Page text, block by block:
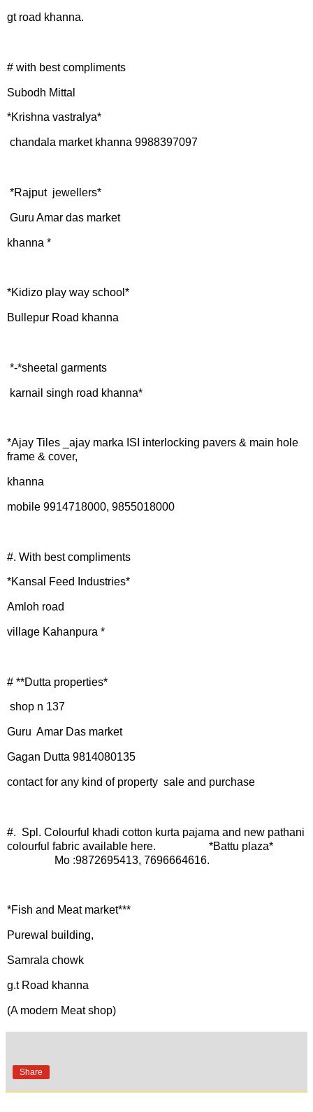
gt road khanna.
# with best compliments
Subodh Mittal
*Krishna vastralya*
chandala market khanna 9988397097
*Rajput jewellers*
Guru Amar das market
khanna *
*Kidizo play way school*
Bullepur Road khanna
*-*sheetal garments
karnail singh road khanna*
*Ajay Tiles _ajay marka ISI interlocking pavers & main hole
frame & cover,
khanna
mobile 9914718000, 9855018000
#. With best compliments
*Kansal Feed Industries*
Amloh road
village Kahanpura *
# **Dutta properties*
shop n 137
Guru Amar Das market
Gagan Dutta 9814080135
contact for any kind of property sale and purchase
#. Spl. Colourful khadi cotton kurta pajama and new pathani
colourful fabric available here. *Battu plaza*
Mo :9872695413, 7696664616.
*Fish and Meat market***
Purewal building,
Samrala chowk
g.t Road khanna
(A modern Meat shop)
Share